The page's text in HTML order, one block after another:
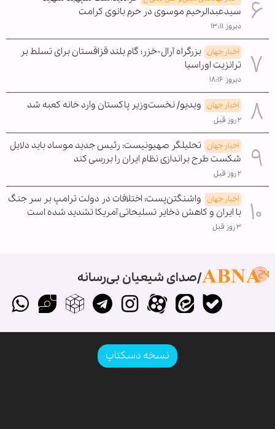
سیدعبدالرحیم موسوی در حرم بانوی کرامت
دیروز ۱۳:۱۱
اخبار جهان بزرگراه آرال-خزر؛ گام بلند قزاقستان برای تسلط بر
ترانزیت اوراسیا
دیروز ۱۸:۱۶
اخبار جهان ویدیو/ نخست‌وزیر پاکستان وارد خانه کعبه شد
۲ روز قبل
اخبار جهان تحلیلگر صهیونیست: رئیس جدید موساد باید دلایل
شکست طرح براندازی نظام ایران را بررسی کند
۲ روز قبل
اخبار جهان واشنگتن‌پست: اختلافات در دولت ترامپ بر سر جنگ
با ایران و کاهش ذخایر تسلیحاتی آمریکا تشدید شده است
۳ روز قبل
صدای شیعیان بی‌رسانه
نسخه دسکتاپ